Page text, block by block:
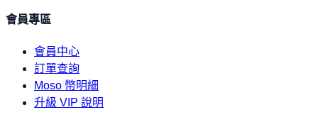
會員專區
會員中心
訂單查詢
Moso 幣明細
升級 VIP 說明